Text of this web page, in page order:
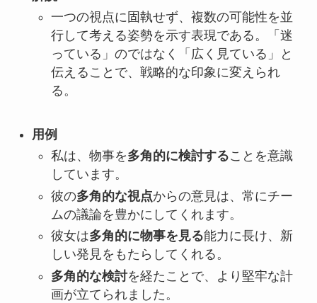
一つの視点に固執せず、複数の可能性を並
行して考える姿勢を示す表現である。「迷
っている」のではなく「広く見ている」と
伝えることで、戦略的な印象に変えられ
る。
用例
私は、物事を多角的に検討することを意識
しています。
彼の多角的な視点からの意見は、常にチー
ムの議論を豊かにしてくれます。
彼女は多角的に物事を見る能力に長け、新
しい発見をもたらしてくれる。
多角的な検討を経たことで、より堅牢な計
画が立てられました。